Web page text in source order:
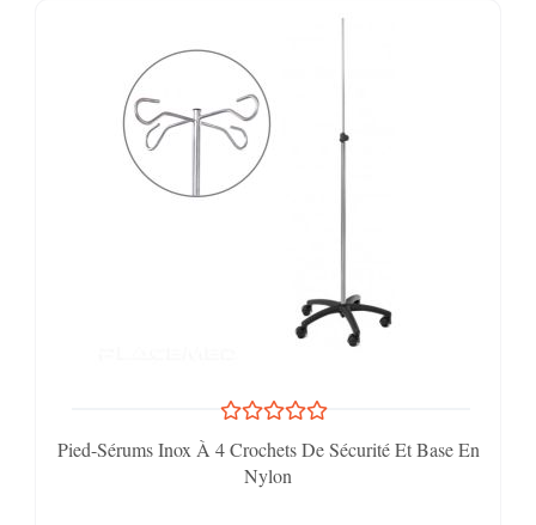
Pied-Sérums Inox À 4 Crochets De Sécurité Et Base En
Nylon